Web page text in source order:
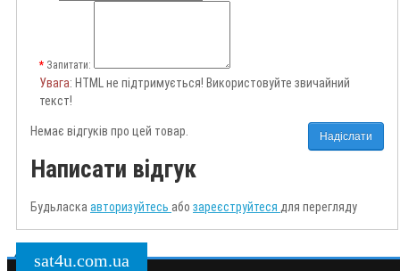
Запитати:
Увага: HTML не підтримується! Використовуйте звичайний
текст!
Надіслати
Немає відгуків про цей товар.
Написати відгук
Будьласка авторизуйтесь або зареєструйтеся для перегляду
sat4u.com.ua